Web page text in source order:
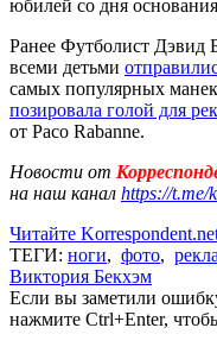
юбилей со дня
Ранее Футболист Дэвид
всеми детьми
самых популярных
позировала голой для
от Paco Rabanne.
Новости от
на наш канал https://t.me/
Читайте
ТЕГИ: ноги, фото,
Виктория Бекхэм
Если вы заметили
нажмите Ctrl+Enter,